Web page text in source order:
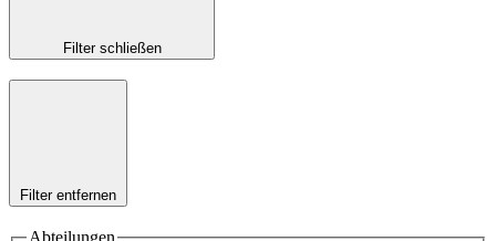
Filter schließen
Filter entfernen
Abteilungen